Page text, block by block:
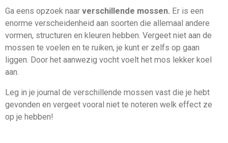
Ga eens opzoek naar verschillende mossen. Er is een
enorme verscheidenheid aan soorten die allemaal andere
vormen, structuren en kleuren hebben. Vergeet niet aan de
mossen te voelen en te ruiken, je kunt er zelfs op gaan
liggen. Door het aanwezig vocht voelt het mos lekker koel
aan.
Leg in je journal de verschillende mossen vast die je hebt
gevonden en vergeet vooral niet te noteren welk effect ze
op je hebben!